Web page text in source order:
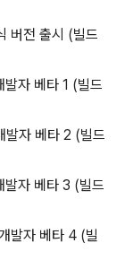
버전 출시 (빌드
자 베타 1 (빌드
자 베타 2 (빌드
자 베타 3 (빌드
발자 베타 4 (빌